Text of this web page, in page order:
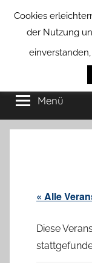
Borstel
von
Groß
Borstel
Menü
« Alle
Diese
Cookies
der Nutzung